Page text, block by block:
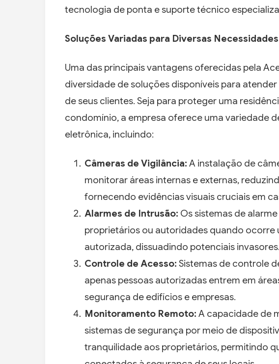
tecnologia de ponta e suporte técnico
Soluções Variadas para Diversas Necessidades
Uma das principais vantagens oferecidas pela
diversidade de soluções disponíveis para
de seus clientes. Seja para proteger uma
condomínio, a empresa oferece uma variedade
eletrônica, incluindo:
Câmeras de Vigilância: A instalação de
monitorar áreas internas e externas,
fornecendo evidências visuais cruciais em
Alarmes de Intrusão: Os sistemas de
proprietários ou autoridades quando ocorre
autorizada, dissuadindo potenciais invasores.
Controle de Acesso: Sistemas de controle
apenas pessoas autorizadas entrem em
segurança de edifícios e empresas.
Monitoramento Remoto: A capacidade de
sistemas de segurança por meio de
tranquilidade aos proprietários, permitindo